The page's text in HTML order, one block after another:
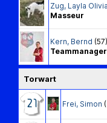
Zug, Layla Olivia
Masseur
Kern, Bernd (57)
Teammanager
Torwart
21 Frei, Simon